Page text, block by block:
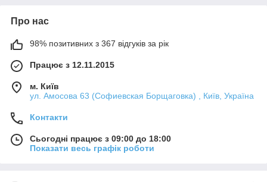
Про нас
98% позитивних з 367 відгуків за рік
Працює з 12.11.2015
м. Київ
ул. Амосова 63 (Софиевская Борщаговка) , Київ, Україна
Контакти
Сьогодні працює з 09:00 до 18:00
Показати весь графік роботи